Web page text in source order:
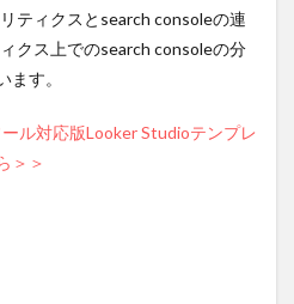
ティクスとsearch consoleの連
クス上でのsearch consoleの分
す。
ル対応版Looker Studioテンプレ
＞＞